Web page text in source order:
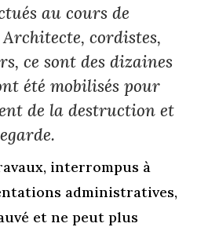
au cours de
Architecte, cordistes,
ce sont des dizaines
été mobilisés pour
de la destruction et
interrompus à
administratives,
et ne peut plus